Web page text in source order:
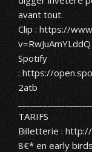
avant tout.
Clip : https://
v=RwJuAmYLddQ
Spotify
: https://
2atb
TARIFS
Billetterie : http://
8€* en early birds